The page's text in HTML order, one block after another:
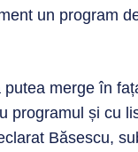
un program
putea merge în
programul și cu
Băsescu,